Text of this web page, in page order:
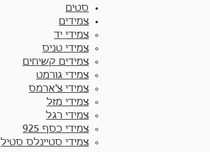
סטים
צמידים
צמידי יד​
צמידי טניס
צמידים קשיחים
צמידי גורמט
צמידי צ'ארמס
צמידי מזל
צמידי רגל
צמידי כסף 925
צמידי סטיינלס סטיל